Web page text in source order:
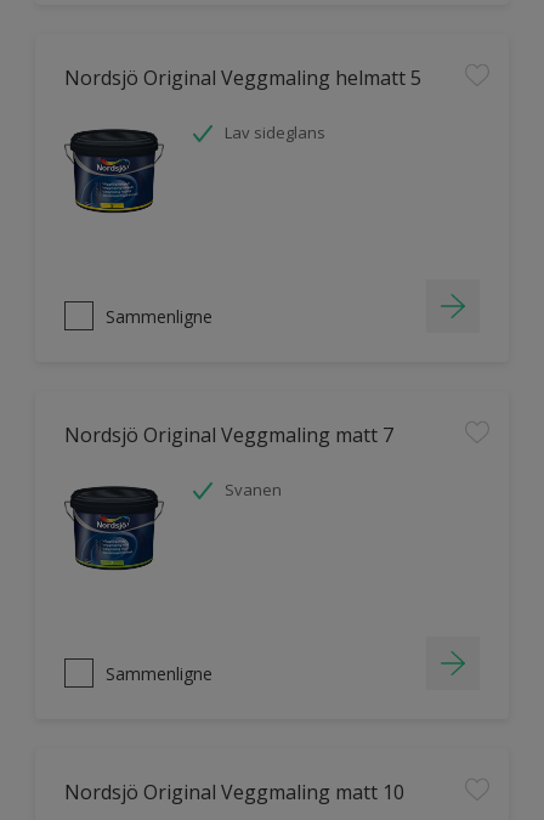
Nordsjö Original Veggmaling helmatt 5
Lav sideglans
Sammenligne
Nordsjö Original Veggmaling matt 7
Svanen
Sammenligne
Nordsjö Original Veggmaling matt 10